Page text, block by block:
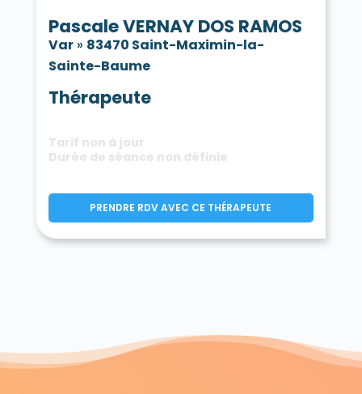
Pascale VERNAY DOS RAMOS
Var» 83470 Saint-Maximin-la-
Sainte-Baume
Thérapeute
Tarif non à jour
Durée de séance non définie
PRENDRE RDV AVEC CE THÉRAPEUTE